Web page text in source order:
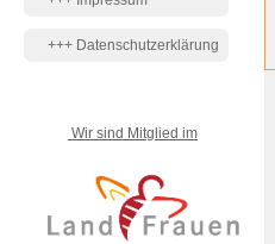
+++ Datenschutzerklärung
Wir sind Mitglied im